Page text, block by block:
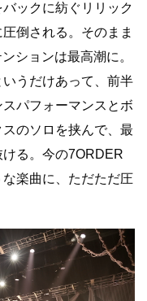
ックに紡ぐリリック
倒される。そのまま
ションは最高潮に。
うだけあって、前半
パフォーマンスとボ
のソロを挟んで、最
る。今の7ORDER
楽曲に、ただただ圧